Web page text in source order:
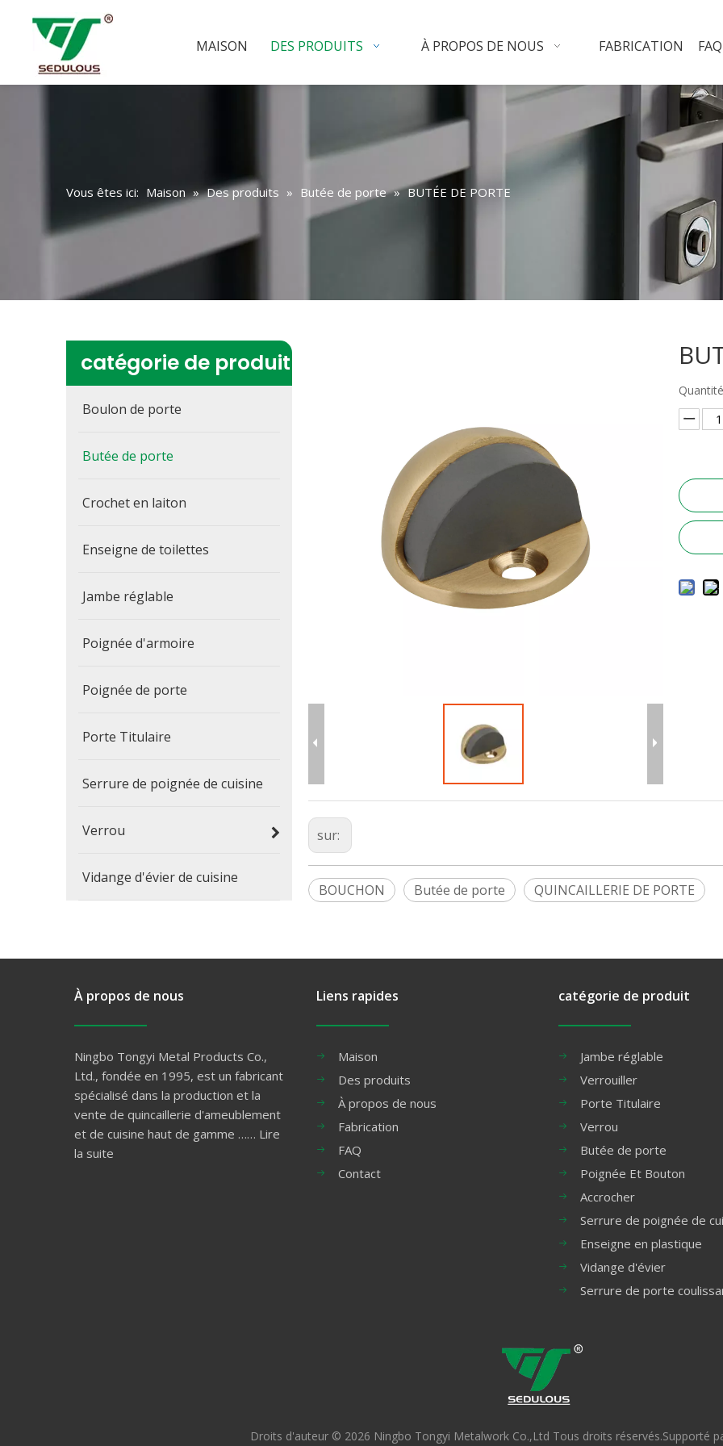
MAISON DES PRODUITS À PROPOS DE NOUS FABRICATION FAQ
Vous êtes ici: Maison » Des produits » Butée de porte » BUTÉE DE PORTE
catégorie de produit
Boulon de porte
Butée de porte
Crochet en laiton
Enseigne de toilettes
Jambe réglable
Poignée d'armoire
Poignée de porte
Porte Titulaire
Serrure de poignée de cuisine
Verrou
Vidange d'évier de cuisine
sur:
BOUCHON Butée de porte QUINCAILLERIE DE PORTE
À propos de nous
Ningbo Tongyi Metal Products Co.,
Ltd., fondée en 1995, est un fabricant
spécialisé dans la production et la
vente de quincaillerie d'ameublement
et de cuisine haut de gamme …… Lire
la suite
Liens rapides
Maison
Des produits
À propos de nous
Fabrication
FAQ
Contact
catégorie de produit
Jambe réglable
Verrouiller
Porte Titulaire
Verrou
Butée de porte
Poignée Et Bouton
Accrocher
Serrure de poignée de
Enseigne en plastique
Vidange d'évier
Serrure de porte
Droits d'auteur © 2026 Ningbo Tongyi Metalwork Co.,Ltd Tous droits réservés.Supporté